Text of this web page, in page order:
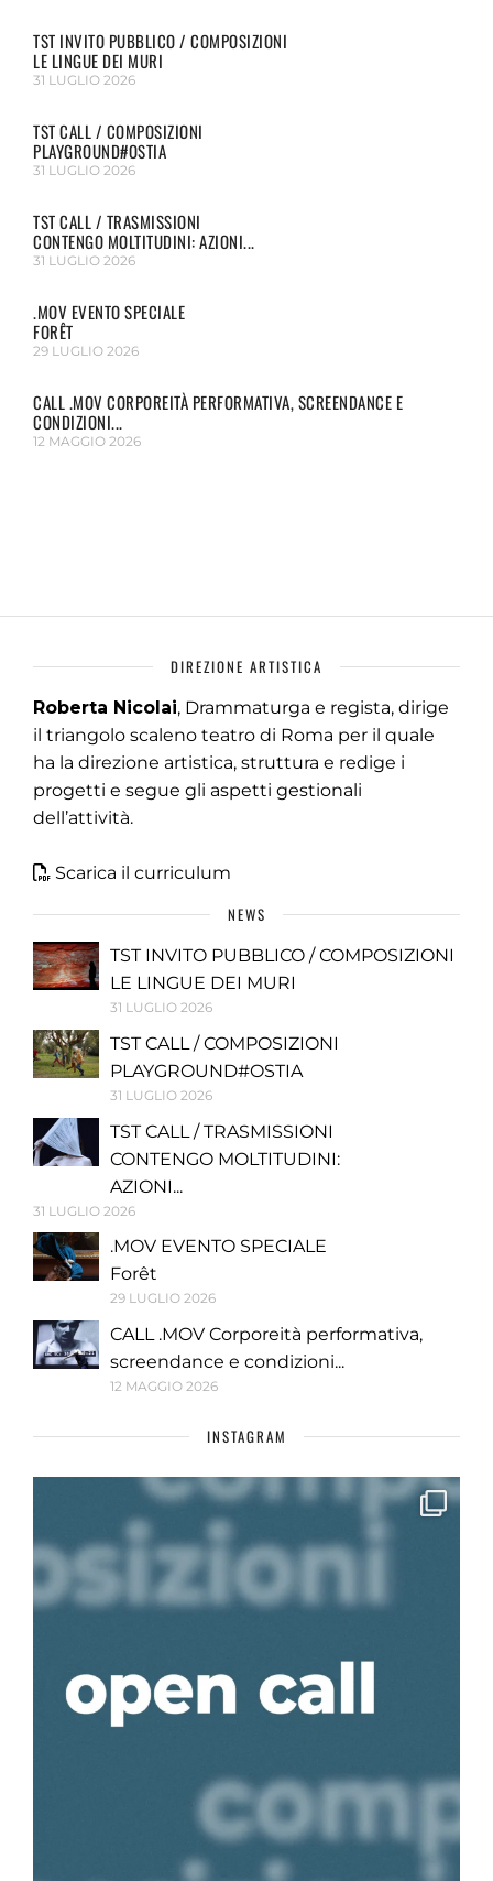
TST INVITO PUBBLICO / COMPOSIZIONI
LE LINGUE DEI MURI
31 LUGLIO 2026
TST CALL / COMPOSIZIONI
PLAYGROUND#OSTIA
31 LUGLIO 2026
TST CALL / TRASMISSIONI
CONTENGO MOLTITUDINI: AZIONI...
31 LUGLIO 2026
.MOV EVENTO SPECIALE
FORÊT
29 LUGLIO 2026
CALL .MOV CORPOREITÀ PERFORMATIVA, SCREENDANCE E
CONDIZIONI...
12 MAGGIO 2026
DIREZIONE ARTISTICA
Roberta Nicolai, Drammaturga e regista, dirige
il triangolo scaleno teatro di Roma per il quale
ha la direzione artistica, struttura e redige i
progetti e segue gli aspetti gestionali
dell’attività.
Scarica il curriculum
NEWS
TST INVITO PUBBLICO / COMPOSIZIONI
LE LINGUE DEI MURI
31 LUGLIO 2026
TST CALL / COMPOSIZIONI
PLAYGROUND#OSTIA
31 LUGLIO 2026
TST CALL / TRASMISSIONI
CONTENGO MOLTITUDINI:
AZIONI...
31 LUGLIO 2026
.MOV EVENTO SPECIALE
Forêt
29 LUGLIO 2026
CALL .MOV Corporeità performativa,
screendance e condizioni...
12 MAGGIO 2026
INSTAGRAM